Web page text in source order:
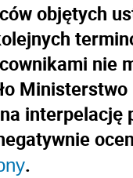
objętych
nie
interpelację
.